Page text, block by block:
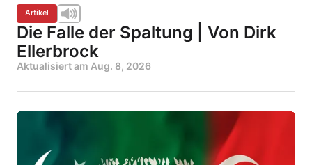
Artikel
Die Falle der Spaltung | Von Dirk
Ellerbrock
Aktualisiert am Aug. 8, 2026